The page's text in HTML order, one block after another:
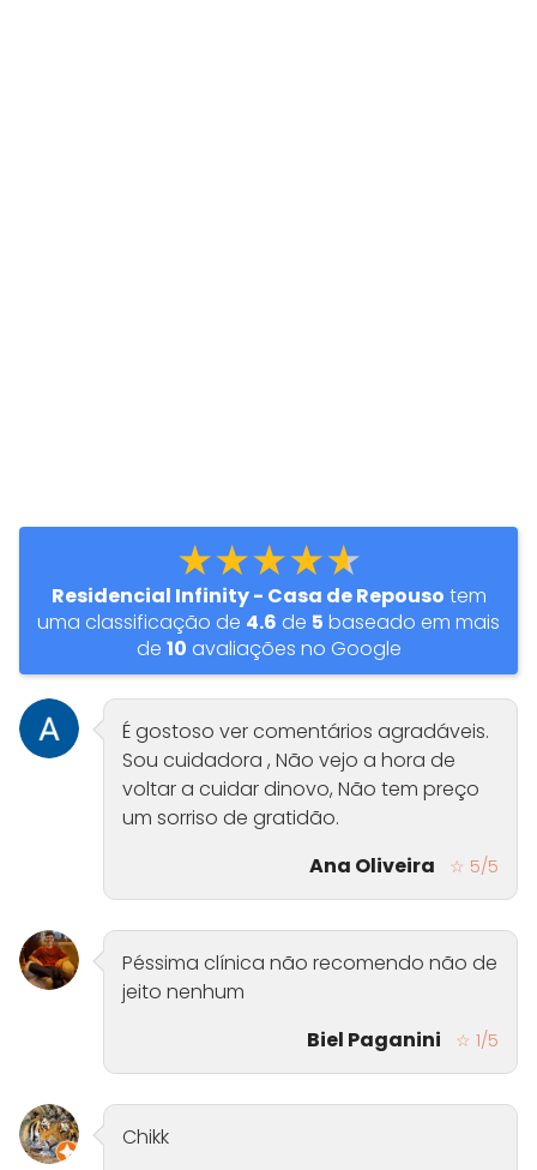
★★★★★
Residencial Infinity - Casa de Repouso tem
uma classificação de 4.6 de 5 baseado em mais
de 10 avaliações no Google
É gostoso ver comentários agradáveis.
Sou cuidadora , Não vejo a hora de
voltar a cuidar dinovo, Não tem preço
um sorriso de gratidão.
Ana Oliveira
☆ 5/5
Péssima clínica não recomendo não de
jeito nenhum
Biel Paganini
☆ 1/5
Chikk